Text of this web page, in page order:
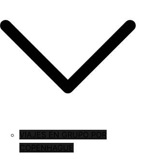
VIAJES EN GRUPO POR
COPENHAGUE